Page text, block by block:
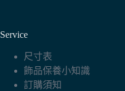
Service
尺寸表
飾品保養小知識
訂購須知